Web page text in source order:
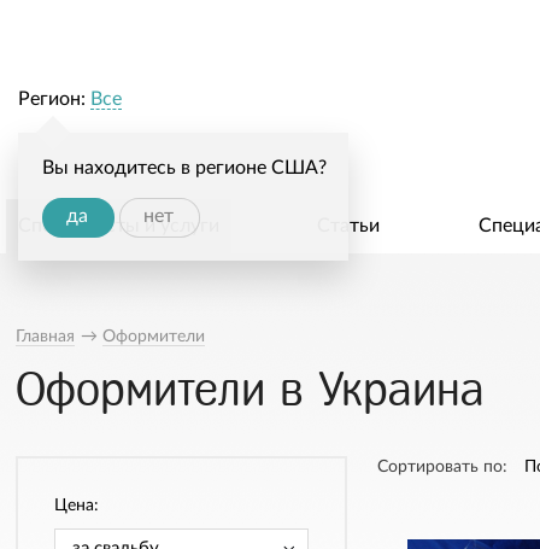
Регион: Все
Вы находитесь в регионе США?
да нет
Специалисты и услуги Статьи
Главная → Оформители
Оформители в Украина
Цена:
Сортировать по: